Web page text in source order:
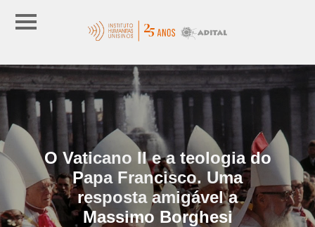
O Vaticano II e a teologia do
Papa Francisco. Uma
resposta amigável a
Massimo Borghesi